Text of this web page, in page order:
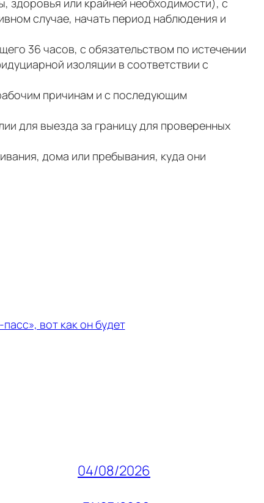
здоровья или крайней необходимости), с
случае, начать период наблюдения и
36 часов, с обязательством по истечении
изоляции в соответствии с
причинам и с последующим
для выезда за границу для проверенных
дома или пребывания, куда они
вот как он будет
04/08/2026